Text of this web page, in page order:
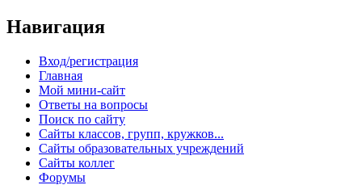
Навигация
Вход/регистрация
Главная
Мой мини-сайт
Ответы на вопросы
Поиск по сайту
Сайты классов, групп, кружков...
Сайты образовательных учреждений
Сайты коллег
Форумы